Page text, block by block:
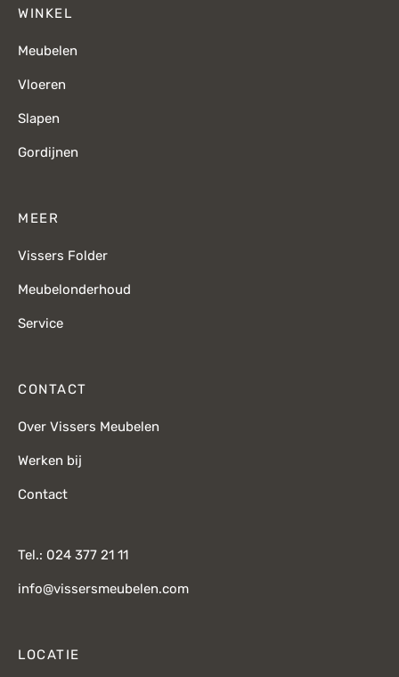
WINKEL
Meubelen
Vloeren
Slapen
Gordijnen
MEER
Vissers Folder
Meubelonderhoud
Service
CONTACT
Over Vissers Meubelen
Werken bij
Contact
Tel.: 024 377 21 11
info@vissersmeubelen.com
LOCATIE